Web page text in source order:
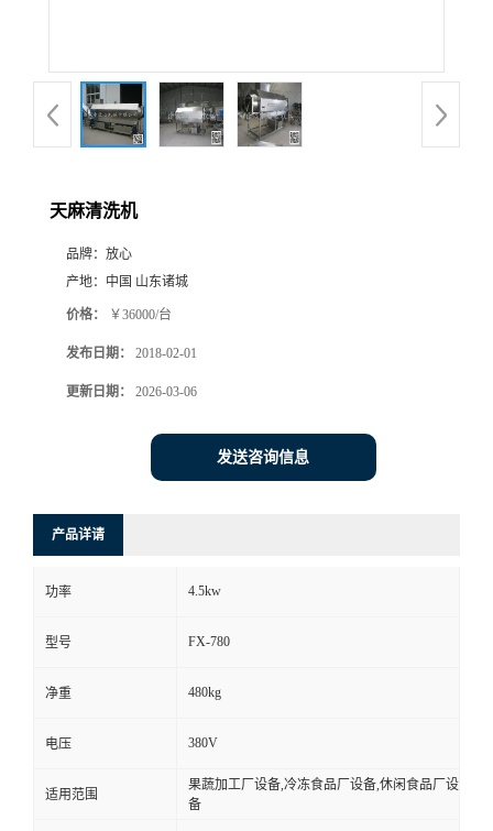
天麻清洗机
品牌： 放心
产地： 中国 山东诸城
价格： ￥36000/台
发布日期： 2018-02-01
更新日期： 2026-03-06
发送咨询信息
产品详请
功率 4.5kw
型号 FX-780
净重 480kg
电压 380V
适用范围
果蔬加工厂设备,冷冻食品厂设备,休闲食品厂设
备